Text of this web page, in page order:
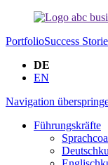
PortfolioSuccess
DE
EN
Navigation
Führungskräfte